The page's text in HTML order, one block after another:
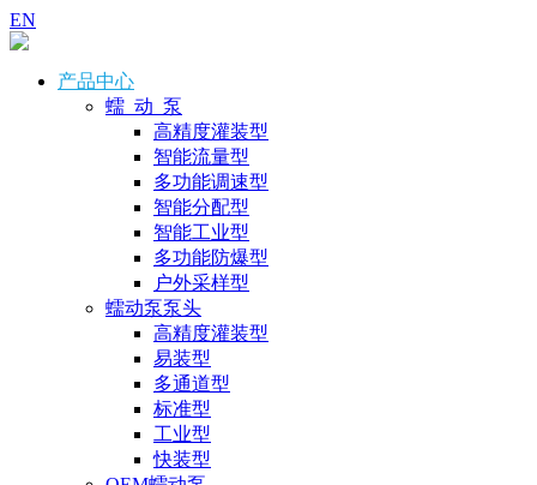
EN
产品中心
蠕 动 泵
高精度灌装型
智能流量型
多功能调速型
智能分配型
智能工业型
多功能防爆型
户外采样型
蠕动泵泵头
高精度灌装型
易装型
多通道型
标准型
工业型
快装型